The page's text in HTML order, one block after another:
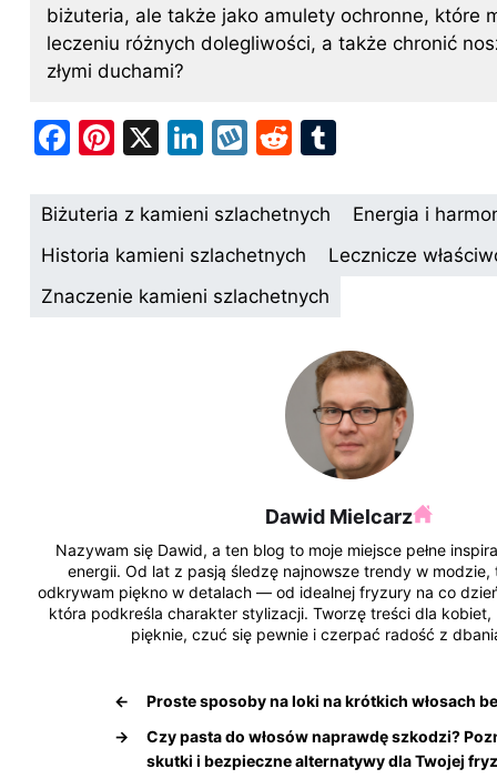
biżuteria, ale także jako amulety ochronne, które
leczeniu różnych dolegliwości, a także chronić
złymi duchami?
F
c
e
o
Pi
er
e
st
X
Li
k
e
dI
n
W
k
o
p
R
d
di
m
bl
Biżuteria z kamieni szlachetnych
Energia i
Historia kamieni szlachetnych
Lecznicze
Znaczenie kamieni szlachetnych
Dawid Mielcarz
Nazywam się Dawid, a ten blog to moje miejsce pełne
energii. Od lat z pasją śledzę najnowsze trendy w
odkrywam piękno w detalach — od idealnej fryzury na co
która podkreśla charakter stylizacji. Tworzę treści dla
pięknie, czuć się pewnie i czerpać radość z
←
Proste sposoby na loki na krótkich włosach
→
Czy pasta do włosów naprawdę szkodzi?
skutki i bezpieczne alternatywy dla Twojej